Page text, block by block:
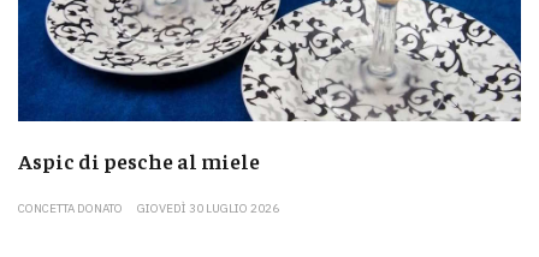
Aspic di pesche al miele
CONCETTA DONATO GIOVEDÌ 30 LUGLIO 2026